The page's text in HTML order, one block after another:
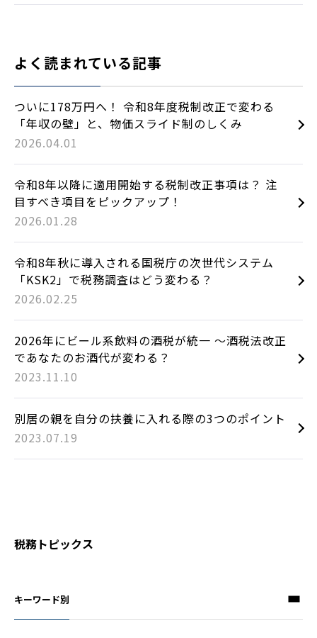
よく読まれている記事
ついに178万円へ！ 令和8年度税制改正で変わる
「年収の壁」と、物価スライド制のしくみ
2026.04.01
令和8年以降に適用開始する税制改正事項は？ 注
目すべき項目をピックアップ！
2026.01.28
令和8年秋に導入される国税庁の次世代システム
「KSK2」で税務調査はどう変わる？
2026.02.25
2026年にビール系飲料の酒税が統一 ～酒税法改正
であなたのお酒代が変わる？
2023.11.10
別居の親を自分の扶養に入れる際の3つのポイント
2023.07.19
税務トピックス
キーワード別